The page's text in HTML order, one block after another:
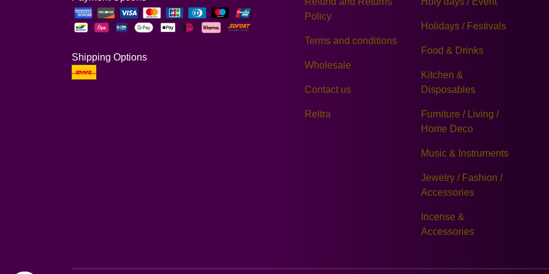
Shipping Options
Policy
Terms and conditions
Wholesale
Contact us
Reltra
Holidays / Festivals
Food & Drinks
Kitchen &
Disposables
Furniture / Living /
Home Deco
Music & Instruments
Jewelry / Fashion /
Accessories
Incense &
Accessories